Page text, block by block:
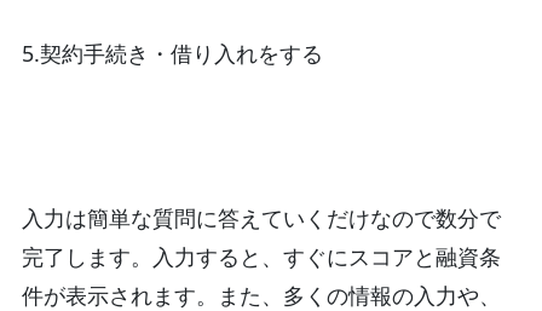
5.契約手続き・借り入れをする
入力は簡単な質問に答えていくだけなので数分で
完了します。入力すると、すぐにスコアと融資条
件が表示されます。また、多くの情報の入力や、